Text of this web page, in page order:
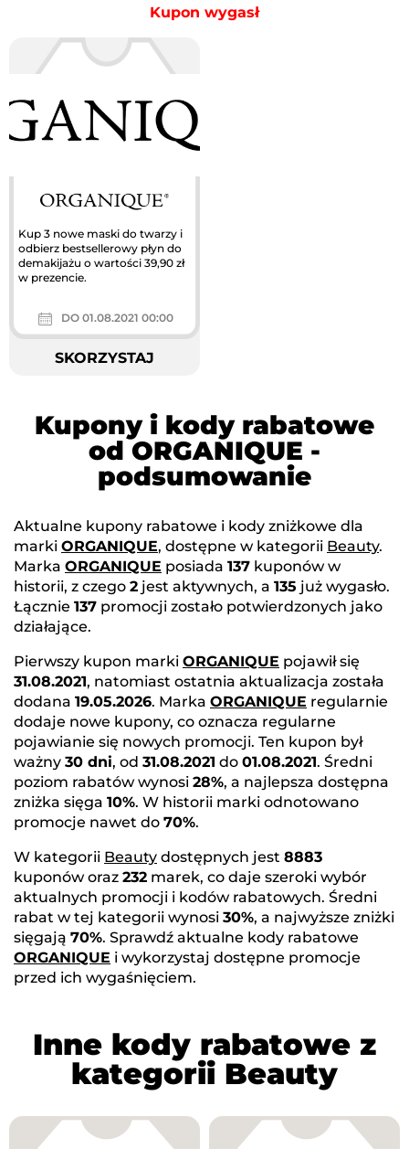
Kupon wygasł
Kup 3 nowe maski do twarzy i
odbierz bestsellerowy płyn do
demakijażu o wartości 39,90 zł
w prezencie.
DO 01.08.2021 00:00
SKORZYSTAJ
Kupony i kody rabatowe
od ORGANIQUE -
podsumowanie
Aktualne kupony rabatowe i kody zniżkowe dla
marki ORGANIQUE, dostępne w kategorii Beauty.
Marka ORGANIQUE posiada 137 kuponów w
historii, z czego 2 jest aktywnych, a 135 już wygasło.
Łącznie 137 promocji zostało potwierdzonych jako
działające.
Pierwszy kupon marki ORGANIQUE pojawił się
31.08.2021, natomiast ostatnia aktualizacja została
dodana 19.05.2026. Marka ORGANIQUE regularnie
dodaje nowe kupony, co oznacza regularne
pojawianie się nowych promocji. Ten kupon był
ważny 30 dni, od 31.08.2021 do 01.08.2021. Średni
poziom rabatów wynosi 28%, a najlepsza dostępna
zniżka sięga 10%. W historii marki odnotowano
promocje nawet do 70%.
W kategorii Beauty dostępnych jest 8883
kuponów oraz 232 marek, co daje szeroki wybór
aktualnych promocji i kodów rabatowych. Średni
rabat w tej kategorii wynosi 30%, a najwyższe zniżki
sięgają 70%. Sprawdź aktualne kody rabatowe
ORGANIQUE i wykorzystaj dostępne promocje
przed ich wygaśnięciem.
Inne kody rabatowe z
kategorii Beauty